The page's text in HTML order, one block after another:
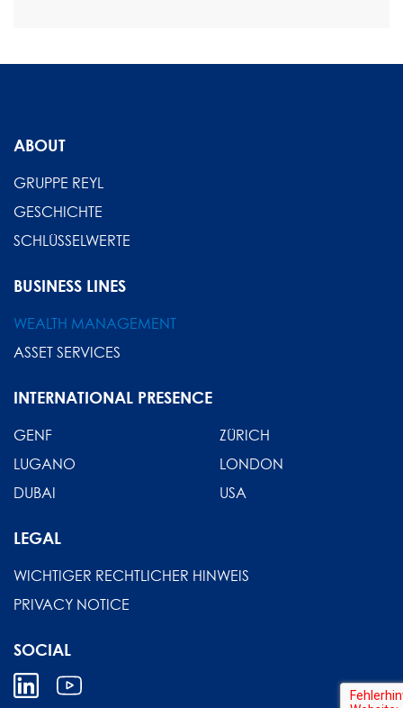
ABOUT
GRUPPE REYL
GESCHICHTE
SCHLÜSSELWERTE
BUSINESS LINES
WEALTH MANAGEMENT
ASSET SERVICES
INTERNATIONAL PRESENCE
GENF
ZÜRICH
LUGANO
LONDON
DUBAI
USA
LEGAL
WICHTIGER RECHTLICHER HINWEIS
PRIVACY NOTICE
SOCIAL